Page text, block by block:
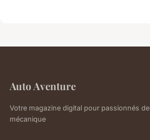
Auto Aventure
Votre magazine digital pour passionnés
mécanique